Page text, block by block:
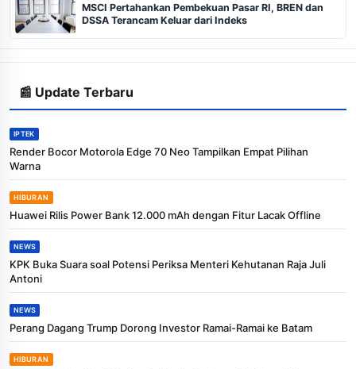
MSCI Pertahankan Pembekuan Pasar RI, BREN dan
DSSA Terancam Keluar dari Indeks
📰 Update Terbaru
IPTEK
Render Bocor Motorola Edge 70 Neo Tampilkan Empat Pilihan
Warna
HIBURAN
Huawei Rilis Power Bank 12.000 mAh dengan Fitur Lacak Offline
NEWS
KPK Buka Suara soal Potensi Periksa Menteri Kehutanan Raja Juli
Antoni
NEWS
Perang Dagang Trump Dorong Investor Ramai-Ramai ke Batam
HIBURAN